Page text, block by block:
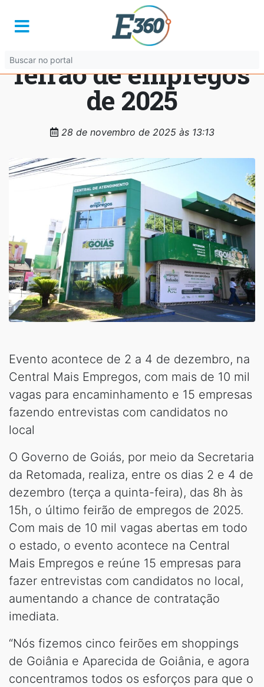
Governo de Goiás
realiza último
feirão de empregos
de 2025
28 de novembro de 2025 às 13:13
Evento acontece de 2 a 4 de dezembro, na
Central Mais Empregos, com mais de 10 mil
vagas para encaminhamento e 15 empresas
fazendo entrevistas com candidatos no
local
O Governo de Goiás, por meio da Secretaria
da Retomada, realiza, entre os dias 2 e 4 de
dezembro (terça a quinta-feira), das 8h às
15h, o último feirão de empregos de 2025.
Com mais de 10 mil vagas abertas em todo
o estado, o evento acontece na Central
Mais Empregos e reúne 15 empresas para
fazer entrevistas com candidatos no local,
aumentando a chance de contratação
imediata.
“Nós fizemos cinco feirões em shoppings
de Goiânia e Aparecida de Goiânia, e agora
concentramos todos os esforços para que o